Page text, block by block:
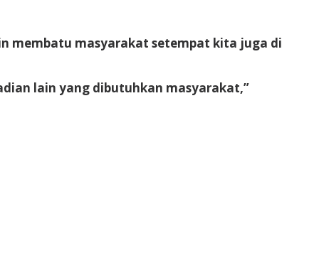
membatu masyarakat setempat kita juga di
lain yang dibutuhkan masyarakat,”